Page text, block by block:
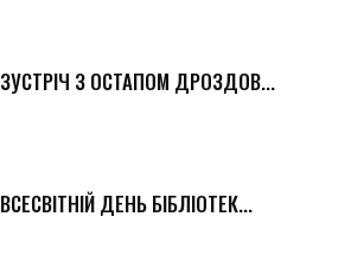
ЗУСТРІЧ З ОСТАПОМ ДРОЗДОВ...
ВСЕСВІТНІЙ ДЕНЬ БІБЛІОТЕК...